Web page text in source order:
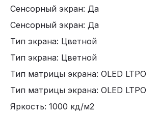
Сенсорный экран: Да
Сенсорный экран: Да
Тип экрана: Цветной
Тип экрана: Цветной
Тип матрицы экрана: OLED LTPO
Тип матрицы экрана: OLED LTPO
Яркость: 1000 кд/м2